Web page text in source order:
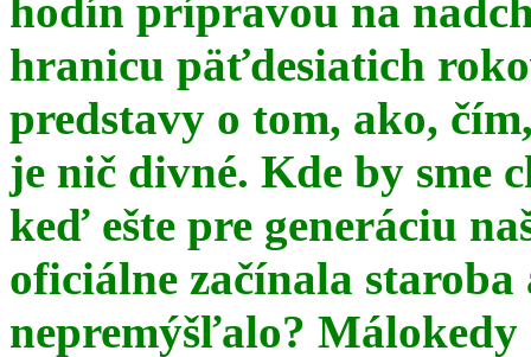
hodín prípravou na
hranicu päťdesiatich
predstavy o tom, ako,
je nič divné. Kde by sme
keď ešte pre generáciu
oficiálne začínala
nepremýšľalo? Málokedy